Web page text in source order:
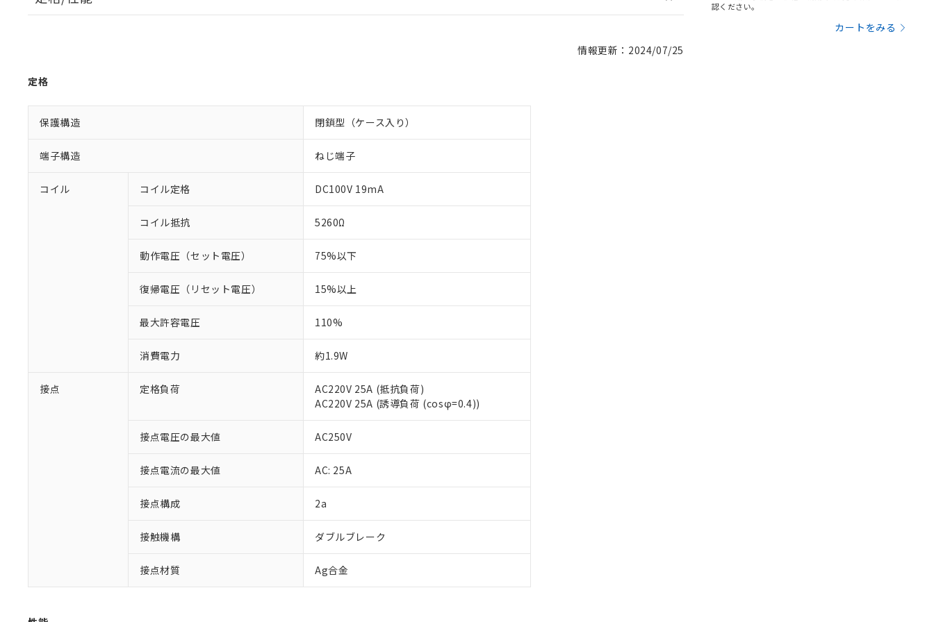
情報更新：2024/07/25
定格
保護構造 閉鎖型（ケース入り）
端子構造 ねじ端子
コイル コイル定格 DC100V 19mA
コイル抵抗 5260Ω
動作電圧（セット電圧） 75%以下
復帰電圧（リセット電圧） 15%以上
最大許容電圧 110%
消費電力 約1.9W
接点 定格負荷
AC220V 25A (抵抗負荷)
AC220V 25A (誘導負荷 (cosφ=0.4))
接点電圧の最大値 AC250V
接点電流の最大値 AC: 25A
接点構成 2a
接触機構 ダブルブレーク
接点材質 Ag合金
認ください。
カートをみる
以下の条件をお読みいただき、同意のうえご利用ください。
対応済み：EU RoHS指令（10物質）の非含有に対応した製品が提供可能な商品です。
対応予定：EU RoHS指令（10物質）の非含有に対応した製品に切り替える予定のある商品です。
調査・確認中：EU RoHS指令（10物質）の非含有の対応状況を調査中または確認中の商品です。
非該当品：ライセンス料など無形物で、有害物質有無と関係のない商品です。
※1 中国RoHS○×表
「○」：最大均質材料含有率が中国RoHSの基準値以下であることを示します。